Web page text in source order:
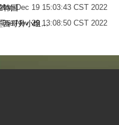
Dec 19 15:03:43 CST 2022
韩国
Tue Nov 29 13:08:50 CST 2022
梅西无解贴地斩+助攻恩佐破门 阿根廷2-0墨西哥升小组第二